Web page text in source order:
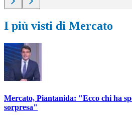
I più visti di Mercato
Mercato, Piantanida: "Ecco chi ha
sorpresa"